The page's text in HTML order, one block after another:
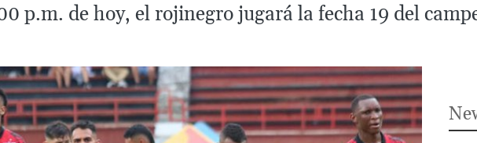
p.m. de hoy, el rojinegro jugará la fecha 19 del